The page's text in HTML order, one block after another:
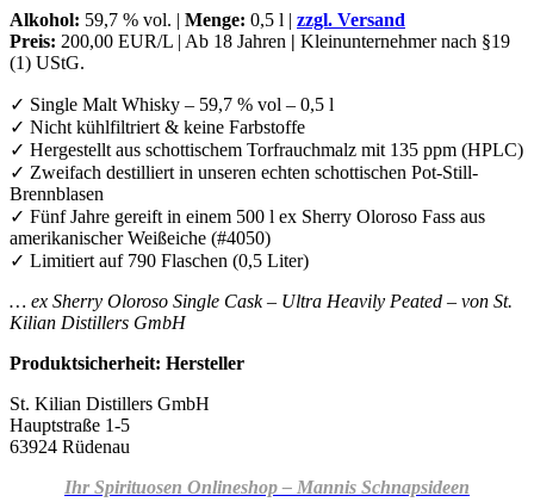
Alkohol: 59,7 % vol. | Menge: 0,5 l | zzgl. Versand
Preis: 200,00 EUR/L | Ab 18 Jahren | Kleinunternehmer nach §19
(1) UStG.
✓ Single Malt Whisky – 59,7 % vol – 0,5 l
✓ Nicht kühlfiltriert & keine Farbstoffe
✓ Hergestellt aus schottischem Torfrauchmalz mit 135 ppm (HPLC)
✓ Zweifach destilliert in unseren echten schottischen Pot-Still-
Brennblasen
✓ Fünf Jahre gereift in einem 500 l ex Sherry Oloroso Fass aus
amerikanischer Weißeiche (#4050)
✓ Limitiert auf 790 Flaschen (0,5 Liter)
… ex Sherry Oloroso Single Cask – Ultra Heavily Peated – von St.
Kilian Distillers GmbH
Produktsicherheit: Hersteller
St. Kilian Distillers GmbH
Hauptstraße 1-5
63924 Rüdenau
Ihr Spirituosen Onlineshop – Mannis Schnapsideen